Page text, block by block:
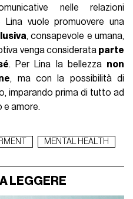
nelle relazioni
vuole promuovere una
, consapevole e umana,
venga considerata parte
. Per Lina la bellezza non
, ma con la possibilità di
imparando prima di tutto ad
e amore.
MENTAL HEALTH
LEGGERE